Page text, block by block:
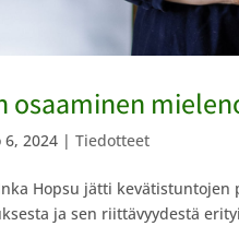
osaaminen
6, 2024 |Tiedotteet
Hopsu jätti
ja sen riittävyydestä